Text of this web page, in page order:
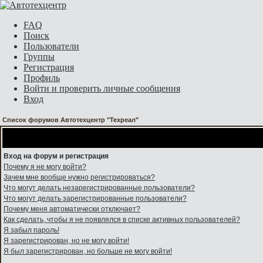
FAQ
Поиск
Пользователи
Группы
Регистрация
Профиль
Войти и проверить личные сообщения
Вход
Список форумов Автотехцентр "Техреал"
Вход на форум и регистрация
Почему я не могу войти?
Зачем мне вообще нужно регистрироваться?
Что могут делать незарегистрированные пользователи?
Что могут делать зарегистрированные пользователи?
Почему меня автоматически отключает?
Как сделать, чтобы я не появлялся в списке активных пользователей?
Я забыл пароль!
Я зарегистрирован, но не могу войти!
Я был зарегистрирован, но больше не могу войти!